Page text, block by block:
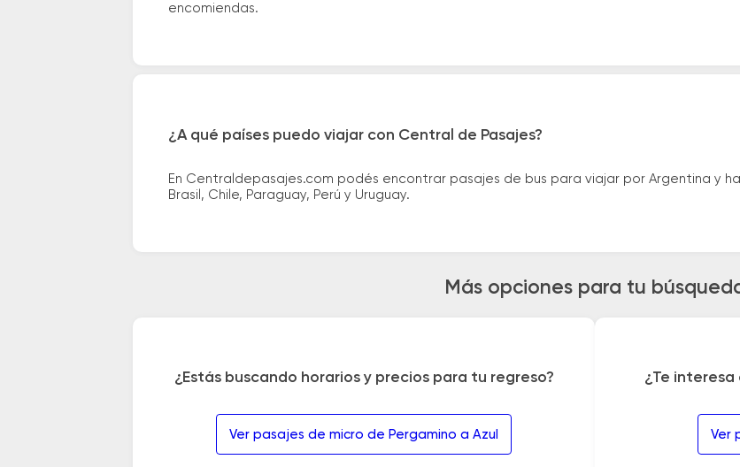
encomiendas.
¿A qué países puedo viajar con Central de Pasajes?
En Centraldepasajes.com podés encontrar pasajes de bus para viajar por Argentina y
Brasil, Chile, Paraguay, Perú y Uruguay.
Más opciones para tu
¿Estás buscando horarios y precios para tu regreso?
Ver pasajes de micro de Pergamino a Azul
¿Te interesa
Ver